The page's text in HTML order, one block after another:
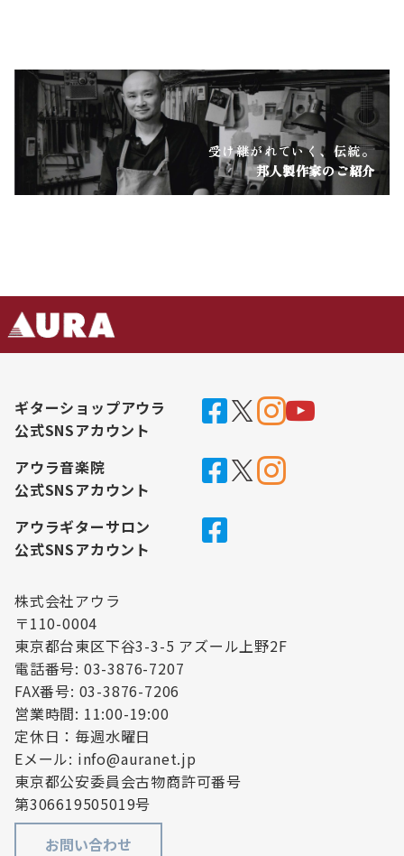
受け継がれていく、伝統。
邦人製作家のご紹介
ギターショップアウラ
公式SNSアカウント
アウラ音楽院
公式SNSアカウント
アウラギターサロン
公式SNSアカウント
株式会社アウラ
〒110-0004
東京都台東区下谷3-3-5 アズール上野2F
電話番号: 03-3876-7207
FAX番号: 03-3876-7206
営業時間: 11:00-19:00
定休日：毎週水曜日
Eメール: info@auranet.jp
東京都公安委員会古物商許可番号
第306619505019号
お問い合わせ